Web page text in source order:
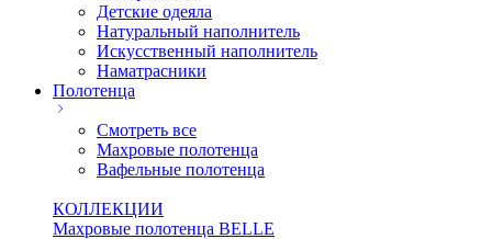
Детские одеяла
Натуральный наполнитель
Искуcственный наполнитель
Наматрасники
Полотенца
Смотреть все
Махровые полотенца
Вафельные полотенца
КОЛЛЕКЦИИ
Махровые полотенца BELLE